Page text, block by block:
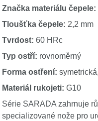
Značka materiálu čepele:
Tloušťka čepele: 2,2 mm
Tvrdost: 60 HRc
Typ ostří: rovnoměrný
Forma ostření:
Materiál rukojeti: G10
Série SARADA zahrnuje
specializované nože pro